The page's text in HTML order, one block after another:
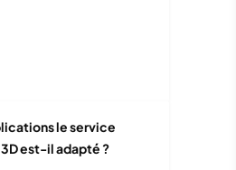
le service
est-il adapté ?